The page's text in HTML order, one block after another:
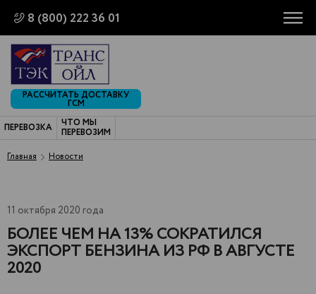
8 (800) 222 36 01
РАССЧИТАТЬ ДОСТАВКУ
ГСМ
ПЕРЕВОЗКА
ЧТО МЫ
ПЕРЕВОЗИМ
Главная
Новости
11 октября 2020 года
БОЛЕЕ ЧЕМ НА 13% СОКРАТИЛСЯ
ЭКСПОРТ БЕНЗИНА ИЗ РФ В АВГУСТЕ
2020